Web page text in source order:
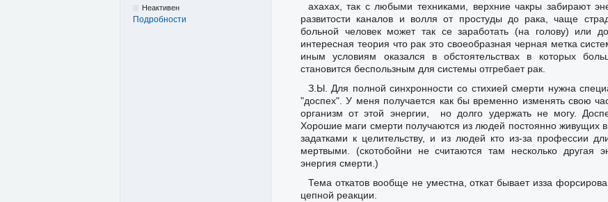
Неактивен
Подробности
ахахах, так с любыми техниками, верхние чакры забирают
развитости каналов и волля от простуды до рака, чаще
больной человек может так се заработать (на голову) или
интересная теория что рак это своеобразная черная метка
иным условиям оказался в обстоятельствах в которых
становится беспользным для системы отгребает рак.
З.Ы. Для полной синхронности со стихией смерти нужна
"доспех". У меня получается как бы временно изменять свою
организм от этой энергии, но долго удержать не могу.
Хорошие маги смерти получаются из людей постоянно живущих
задатками к целительству, и из людей кто из-за профессии
мертвыми. (скотобойни не считаются там несколько другая
энергия смерти.)
Тема откатов вообще не уместна, откат бывает изза
цепной реакции.